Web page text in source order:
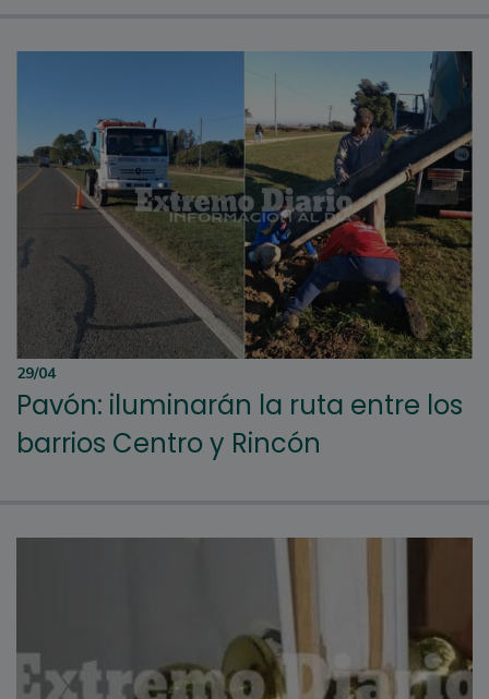
29/04
Pavón: iluminarán la ruta entre los
barrios Centro y Rincón